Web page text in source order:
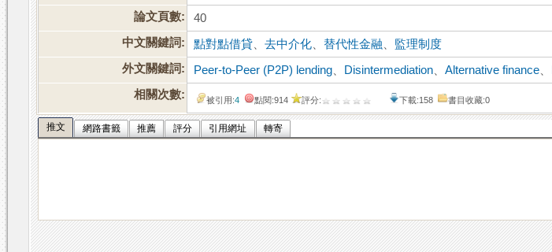
論文頁數:
40
中文關鍵詞:
點對點借貸 、去中介化 替代性金融
監理制度
外文關鍵詞:
Peer-to-Peer (P2P) lending Disintermediation 、Alternative finance
相關次數:
被引用:4 點閱:914 評分: 下載:158 書目收藏:0
推文 網路書籤 推薦 評分 引用網址 轉寄